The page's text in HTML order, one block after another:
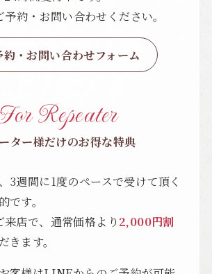
約・お問い合わせください。
約・お問い合わせフォーム
Repeater
ター様だけのお得な特典
3週間に1度のペースで受けて頂く
です。
店で、通常価格より 2,000円割
きます。